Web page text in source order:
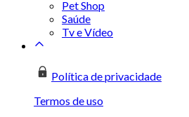
Pet Shop
Saúde
Tv e Vídeo
Política de privacidade
Termos de uso